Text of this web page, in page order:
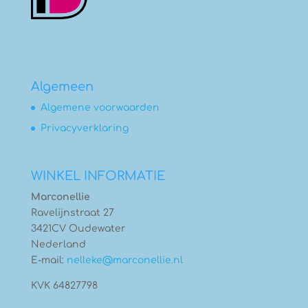
Algemeen
Algemene voorwaarden
Privacyverklaring
WINKEL INFORMATIE
Marconellie
Ravelijnstraat 27
3421CV Oudewater
Nederland
E-mail: nelleke@marconellie.nl
KVK 64827798